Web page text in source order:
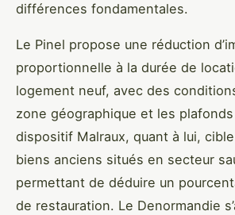
différences fondamentales.
Le Pinel propose une réduction
proportionnelle à la durée de
logement neuf, avec des
zone géographique et les
dispositif Malraux, quant à lui,
biens anciens situés en secteur
permettant de déduire un
de restauration. Le Denormandie